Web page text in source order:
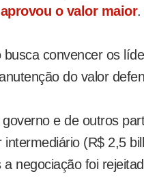
aprovou o valor maior.
convencer os
do valor
e de outros
(R$ 2,5
negociação foi